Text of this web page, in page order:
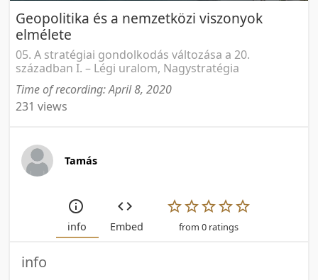
Geopolitika és a nemzetközi viszonyok
elmélete
05. A stratégiai gondolkodás változása a 20.
században I. – Légi uralom, Nagystratégia
Time of recording: April 8, 2020
231 views
Tamás
info Embed from 0 ratings
info